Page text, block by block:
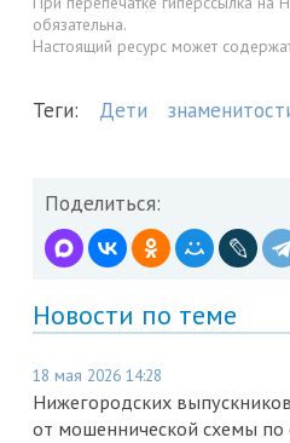
обязательна.
Настоящий ресурс может
Теги: Дети
Поделиться:
Новости по теме
18 мая 2026 14:28
Нижегородских
от мошеннической схемы по